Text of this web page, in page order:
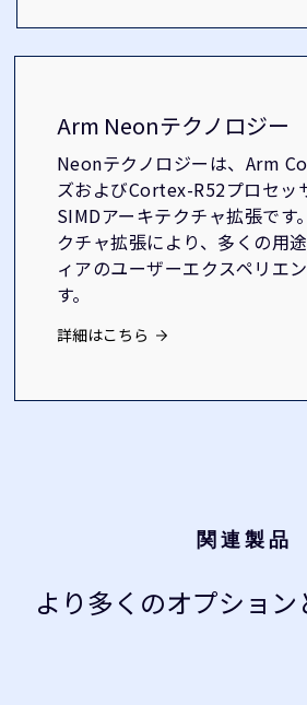
Arm Neonテクノロジー
Neonテクノロジーは、Arm
ズおよびCortex-R52プロセッ
SIMDアーキテクチャ拡張です
クチャ拡張により、多くの用
ィアのユーザーエクスペリエ
す。
詳細はこちら
関連製品
より多くのオプショ